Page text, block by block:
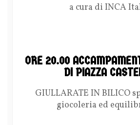
a cura di INCA
ORE 20.00
DI PIAZZA
GIULLARATE IN BILICO
giocoleria ed